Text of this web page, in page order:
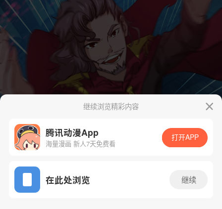
App免费看
继续浏览精彩内容
腾讯动漫App
海量漫画 新人7天免费看
打开APP
在此处浏览 继续